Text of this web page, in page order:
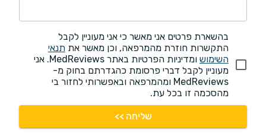
בהשארת פרטים אני מאשר כי אני מעוניין לקבל
התקשרות חוזרת מהמרפאה, וכן מאשר את תנאי
השימוש
ומדיניות הפרטיות באתר MedReviews. אני
מעוניין לקבל דברי פרסומת כהגדרתם בחוק מ-
MedReviews ומהמרפאה ובאפשרותי לחזור בי
מהסכמה זו בכל עת.
שליחה >>